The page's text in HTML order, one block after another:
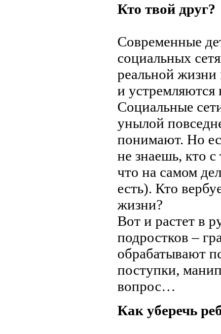
Кто твой друг?
Современные
социальных
реальной жизни
и
Социальные
унылой
понимают. Но
не знаешь, кто
что на самом
есть). Кто
жизни?
Вот и растет в
подростков –
обрабатывают
поступки,
вопрос…
Как уберечь